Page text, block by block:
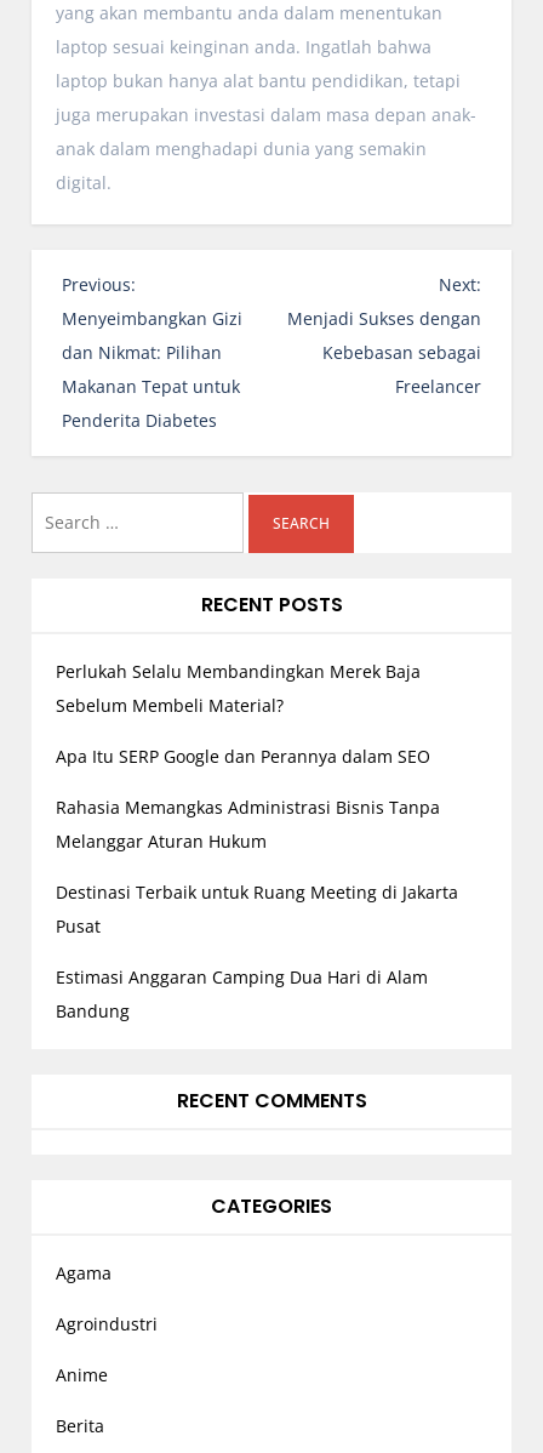
yang akan membantu anda dalam menentukan
laptop sesuai keinginan anda. Ingatlah bahwa
laptop bukan hanya alat bantu pendidikan, tetapi
juga merupakan investasi dalam masa depan anak-
anak dalam menghadapi dunia yang semakin
digital.
P
o
s
t
n
a
i
g
o
n
Previous:
Menyeimbangkan Gizi
dan Nikmat: Pilihan
Makanan Tepat untuk
Penderita Diabetes
Next:
Menjadi Sukses dengan
Kebebasan sebagai
Freelancer
RECENT POSTS
Perlukah Selalu Membandingkan Merek Baja
Sebelum Membeli Material?
Apa Itu SERP Google dan Perannya dalam SEO
Rahasia Memangkas Administrasi Bisnis Tanpa
Melanggar Aturan Hukum
Destinasi Terbaik untuk Ruang Meeting di Jakarta
Pusat
Estimasi Anggaran Camping Dua Hari di Alam
Bandung
RECENT COMMENTS
CATEGORIES
Agama
Agroindustri
Anime
Berita